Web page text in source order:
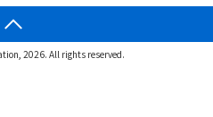
2026. All rights reserved.